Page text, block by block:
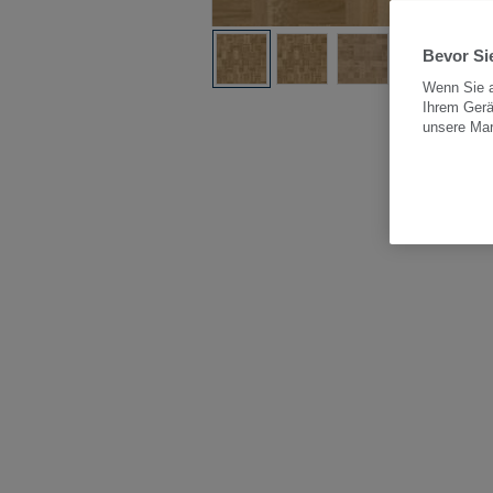
Bevor
Wenn Sie
Ihrem
unsere